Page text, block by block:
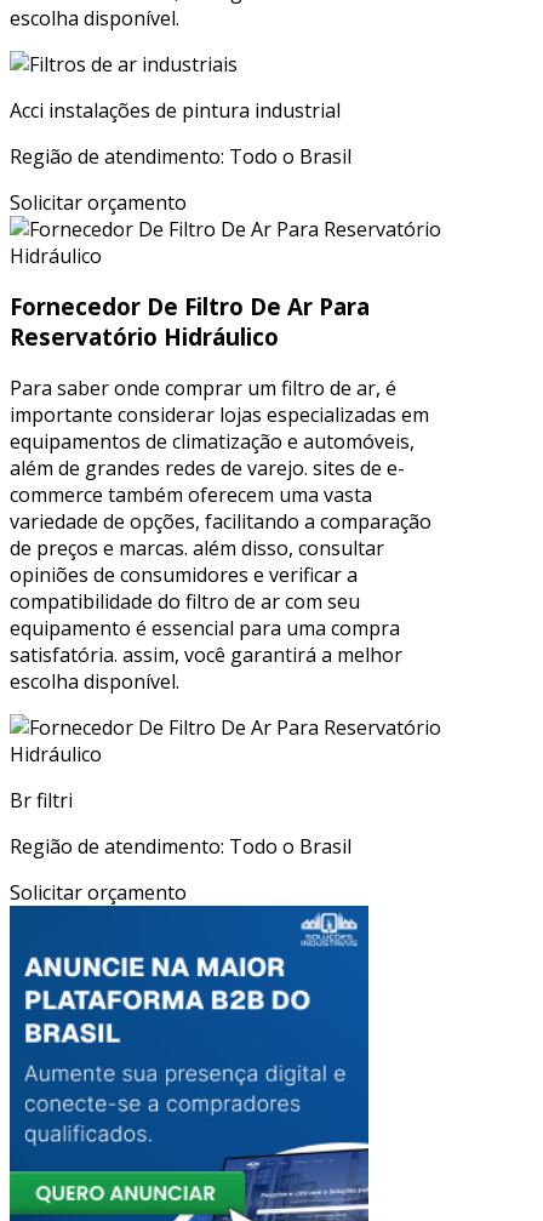
escolha disponível.
Acci instalações de pintura industrial
Região de atendimento: Todo o Brasil
Solicitar orçamento
Fornecedor De Filtro De Ar Para
Reservatório Hidráulico
Para saber onde comprar um filtro de ar, é
importante considerar lojas especializadas em
equipamentos de climatização e automóveis,
além de grandes redes de varejo. sites de e-
commerce também oferecem uma vasta
variedade de opções, facilitando a comparação
de preços e marcas. além disso, consultar
opiniões de consumidores e verificar a
compatibilidade do filtro de ar com seu
equipamento é essencial para uma compra
satisfatória. assim, você garantirá a melhor
escolha disponível.
Br filtri
Região de atendimento: Todo o Brasil
Solicitar orçamento